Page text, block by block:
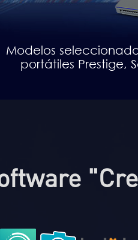
Modelos
portátiles Prestige,